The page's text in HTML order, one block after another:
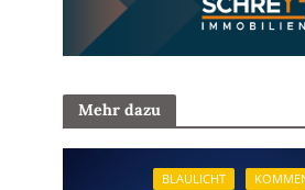
Mehr dazu
BLAULICHT